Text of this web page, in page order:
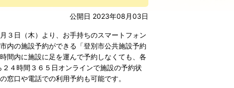
公開日 2023年08月03日
３日（木）より、お手持ちのスマートフォン
内の施設予約ができる「登別市公共施設予約
間内に施設に足を運んで予約しなくても、各
４時間３６５日オンラインで施設の予約状
口や電話での利用予約も可能です。